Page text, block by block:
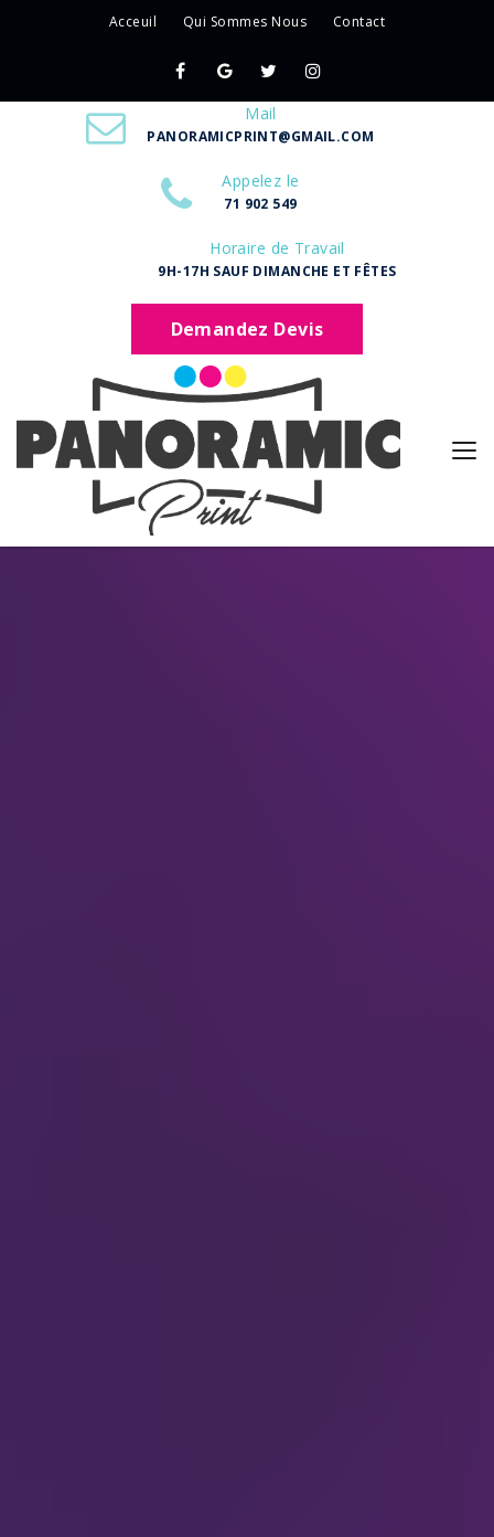
Acceuil Qui Sommes Nous Contact
Mail
PANORAMICPRINT@GMAIL.COM
Appelez le
71 902 549
Horaire de Travail
9H-17H SAUF DIMANCHE ET FÊTES
Demandez Devis